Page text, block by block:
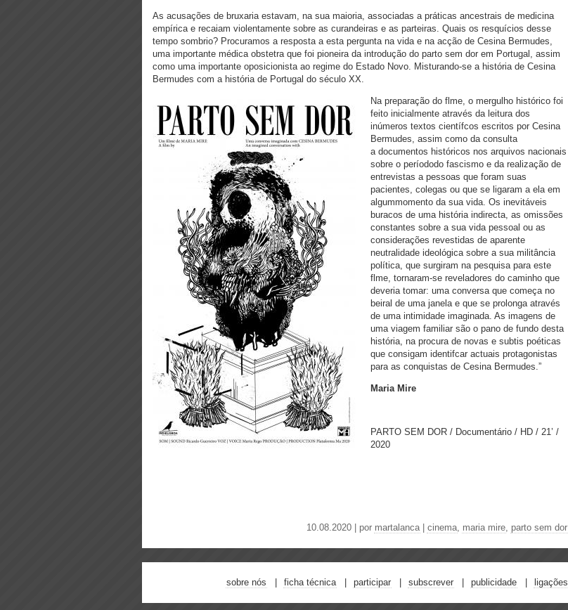
As acusações de bruxaria estavam, na sua maioria, associadas a práticas ancestrais de medicina
empírica e recaiam violentamente sobre as curandeiras e as parteiras. Quais os resquícios desse
tempo sombrio? Procuramos a resposta a esta pergunta na vida e na acção de Cesina Bermudes,
uma importante médica obstetra que foi pioneira da introdução do parto sem dor em Portugal, assim
como uma importante oposicionista ao regime do Estado Novo. Misturando-se a história de Cesina
Bermudes com a história de Portugal do século XX.
Na preparação do flme, o mergulho histórico foi
feito inicialmente através da leitura dos
inúmeros textos científcos escritos por Cesina
Bermudes, assim como da consulta
a documentos históricos nos arquivos nacionais
sobre o períododo fascismo e da realização de
entrevistas a pessoas que foram suas
pacientes, colegas ou que se ligaram a ela em
algummomento da sua vida. Os inevitáveis
buracos de uma história indirecta, as omissões
constantes sobre a sua vida pessoal ou as
considerações revestidas de aparente
neutralidade ideológica sobre a sua militância
política, que surgiram na pesquisa para este
flme, tornaram-se reveladores do caminho que
deveria tomar: uma conversa que começa no
beiral de uma janela e que se prolonga através
de uma intimidade imaginada. As imagens de
uma viagem familiar são o pano de fundo desta
história, na procura de novas e subtis poéticas
que consigam identifcar actuais protagonistas
para as conquistas de Cesina Bermudes.”
Maria Mire
PARTO SEM DOR / Documentário / HD / 21’ /
2020
10.08.2020 | por martalanca| cinema, maria mire, parto sem dor
sobre nós ficha técnica participar subscrever publicidade ligações